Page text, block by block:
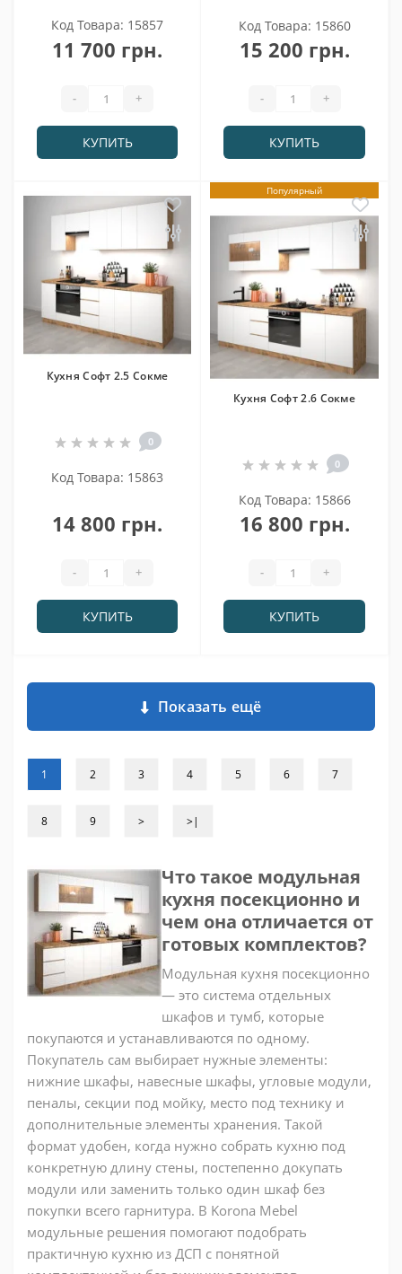
Код Товара: 15857
11 700 грн.
- +
КУПИТЬ
Код Товара: 15860
15 200 грн.
- +
КУПИТЬ
Кухня Софт 2.5 Сокме
0
Код Товара: 15863
14 800 грн.
- +
КУПИТЬ
Популярный
Кухня Софт 2.6 Сокме
0
Код Товара: 15866
16 800 грн.
- +
КУПИТЬ
Показать ещё
1 2 3 4 5 6 7
8 9 > >|
Что такое модульная
кухня посекционно и
чем она отличается от
готовых комплектов?
Модульная кухня посекционно
— это система отдельных
шкафов и тумб, которые
покупаются и устанавливаются по одному.
Покупатель сам выбирает нужные элементы:
нижние шкафы, навесные шкафы, угловые модули,
пеналы, секции под мойку, место под технику и
дополнительные элементы хранения. Такой
формат удобен, когда нужно собрать кухню под
конкретную длину стены, постепенно докупать
модули или заменить только один шкаф без
покупки всего гарнитура. В Korona Mebel
модульные решения помогают подобрать
практичную кухню из ДСП с понятной